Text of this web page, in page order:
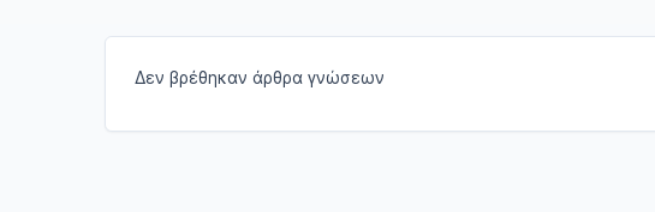
Δεν βρέθηκαν άρθρα γνώσεων